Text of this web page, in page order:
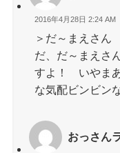
2016年4月28日 2:24 AM
＞だ～まえさん
だ、だ～まえさ
すよ！ いやま
な気配ビンビン
おっさん